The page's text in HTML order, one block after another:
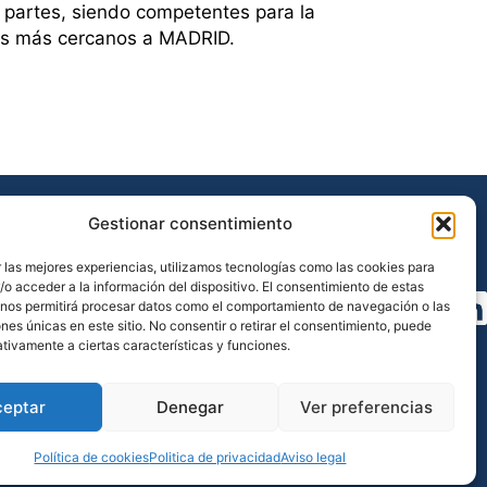
Gestionar consentimiento
las mejores experiencias, utilizamos tecnologías como las cookies para
o acceder a la información del dispositivo. El consentimiento de estas
permitirá procesar datos como el comportamiento de navegación o las
únicas en este sitio. No consentir o retirar el consentimiento, puede
a ciertas características y funciones.
Denegar Ver preferencias
Política de cookiesPolitica de privacidadAviso legal
siendo competentes para la
cercanos a MADRID.
Síguenos